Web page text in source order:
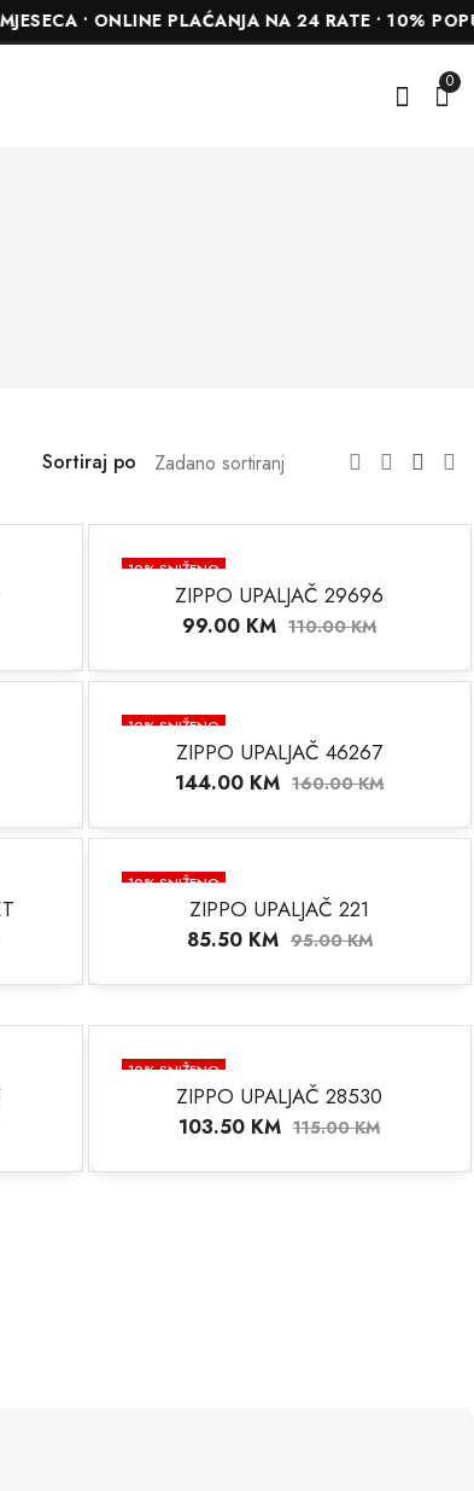
• ONLINE PLAĆANJA NA 24 RATE • 10%
0
Sortiraj po
10% SNIŽENO
ZIPPO UPALJAČ 29696
99.00 KM 110.00KM
10% SNIŽENO
ZIPPO UPALJAČ 46267
144.00 KM 160.00KM
10% SNIŽENO
NEMA NA STANJUZIPPO UPALJAČ 221
85.50 KM 95.00KM
10% SNIŽENO
NEMA NA STANJU
ZIPPO UPALJAČ 28530
103.50 KM 115.00KM